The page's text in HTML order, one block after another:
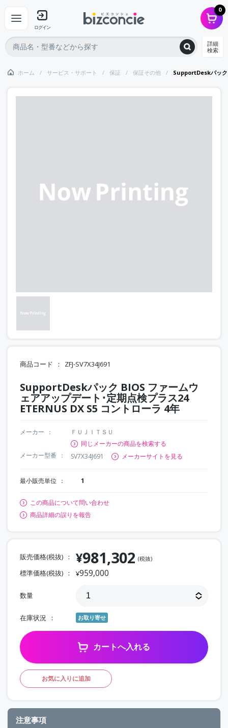
ログイン
0
詳細
検索
ホーム サービス・サポート 保証 保証その他 SupportDeskパック
商品コード ZFJ-SV7X34J691
SupportDeskパック BIOS ファームウ
ェアアップデート･定期点検プラス24
ETERNUS DX S5 コントローラ 4年
メーカー
ＦＵＪＩＴＳＵ
同じメーカーの商品を検索する
メーカー型番
SV7X34J691 メーカーサイトを見る
最小販売単位 1
この商品について問い合わせ
商品詳細の誤りを報告
販売価格(税抜) ¥981,302 (税抜)
標準価格(税抜) ¥959,000
数量
在庫状況 お取り寄せ
カートへ入れる
お気に入りに追加
注意事項